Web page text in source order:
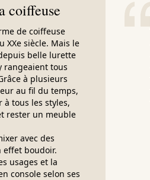
coiffeuse
de coiffeuse
XXe siècle. Mais le
belle lurette
rangeaient tous
à plusieurs
au fil du temps,
à tous les styles,
rester un meuble
avec des
effet boudoir.
usages et la
console selon ses